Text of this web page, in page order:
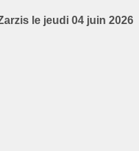
le jeudi 04 juin 2026